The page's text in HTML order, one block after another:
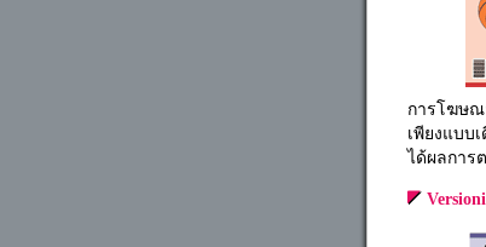
การโฆษณ
เพียงแบบ
ได้ผลการ